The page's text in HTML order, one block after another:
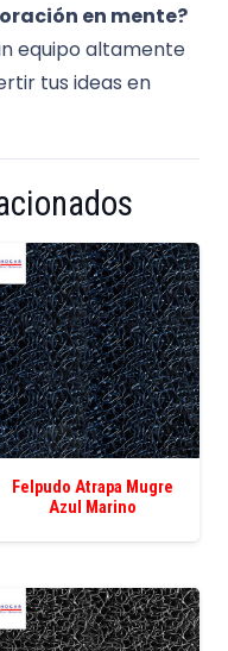
en mente?
equipo altamente
tus ideas en
Felpudo Atrapa Mugre
Azul Marino